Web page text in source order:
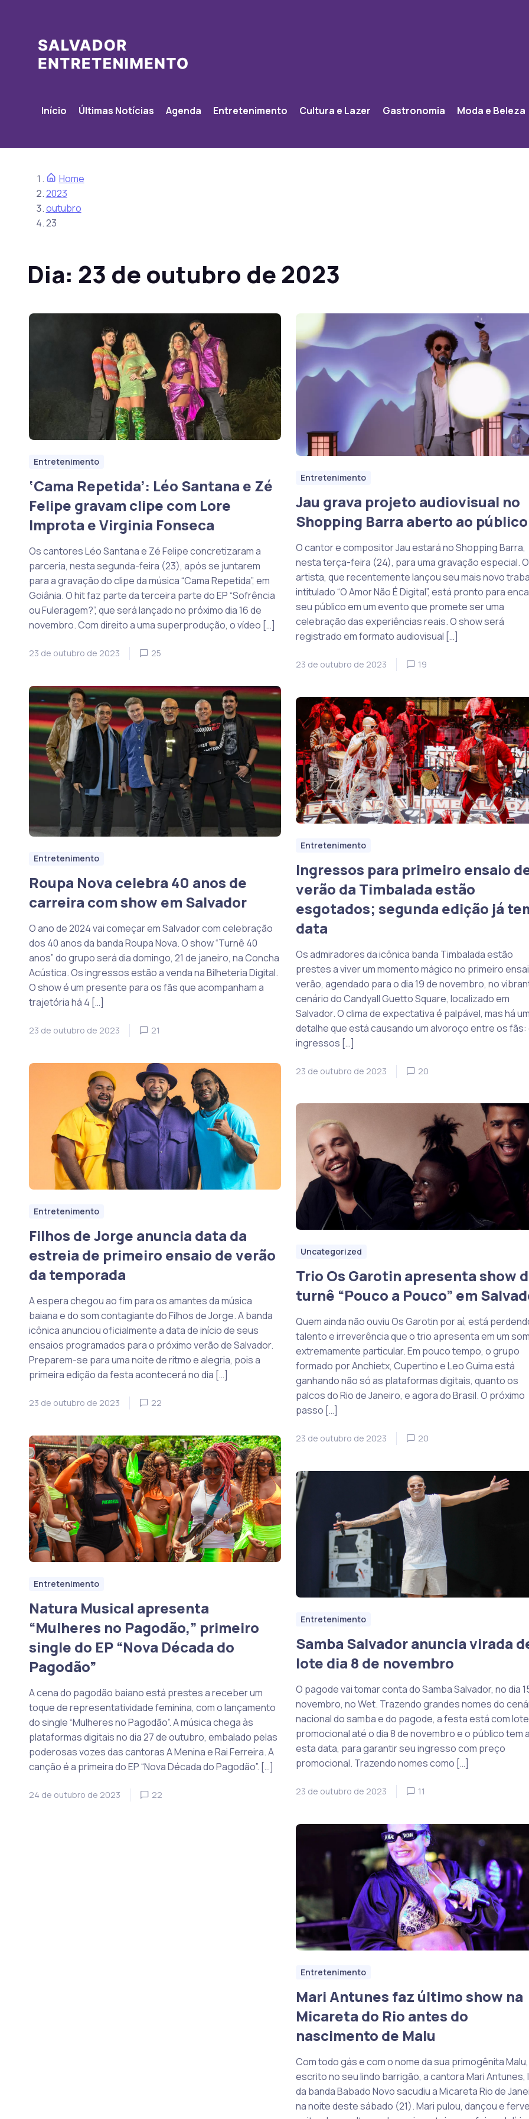
Início Últimas Notícias Agenda Entretenimento Cultura e Lazer Gastronomia Moda e Beleza
Home
2023
outubro
23
Dia: 23 de outubro de 2023
Entretenimento
‘Cama Repetida’: Léo Santana e Zé
Felipe gravam clipe com Lore
Improta e Virginia Fonseca
Os cantores Léo Santana e Zé Felipe concretizaram a
parceria, nesta segunda-feira (23), após se juntarem
para a gravação do clipe da música “Cama Repetida”, em
Goiânia. O hit faz parte da terceira parte do EP “Sofrência
ou Fuleragem?”, que será lançado no próximo dia 16 de
novembro. Com direito a uma superprodução, o vídeo […]
23 de outubro de 2023 25
Entretenimento
Jau grava projeto audiovisual no
Shopping Barra aberto ao público
O cantor e compositor Jau estará no Shopping Barra,
nesta terça-feira (24), para uma gravação especial. O
artista, que recentemente lançou seu mais novo
intitulado “O Amor Não É Digital”, está pronto para
seu público em um evento que promete ser uma
celebração das experiências reais. O show será
registrado em formato audiovisual […]
23 de outubro de 2023 19
Entretenimento
Roupa Nova celebra 40 anos de
carreira com show em Salvador
O ano de 2024 vai começar em Salvador com celebração
dos 40 anos da banda Roupa Nova. O show “Turnê 40
anos” do grupo será dia domingo, 21 de janeiro, na Concha
Acústica. Os ingressos estão a venda na Bilheteria Digital.
O show é um presente para os fãs que acompanham a
trajetória há 4 […]
23 de outubro de 2023 21
Entretenimento
Ingressos para primeiro ensaio
verão da Timbalada estão
esgotados; segunda edição já
data
Os admiradores da icônica banda Timbalada estão
prestes a viver um momento mágico no primeiro
verão, agendado para o dia 19 de novembro, no
cenário do Candyall Guetto Square, localizado em
Salvador. O clima de expectativa é palpável, mas há
detalhe que está causando um alvoroço entre os fãs:
ingressos […]
23 de outubro de 2023 20
Entretenimento
Filhos de Jorge anuncia data da
estreia de primeiro ensaio de verão
da temporada
A espera chegou ao fim para os amantes da música
baiana e do som contagiante do Filhos de Jorge. A banda
icônica anunciou oficialmente a data de início de seus
ensaios programados para o próximo verão de Salvador.
Preparem-se para uma noite de ritmo e alegria, pois a
primeira edição da festa acontecerá no dia […]
23 de outubro de 2023 22
Uncategorized
Trio Os Garotin apresenta show
turnê “Pouco a Pouco” em
Quem ainda não ouviu Os Garotin por aí, está
talento e irreverência que o trio apresenta em um
extremamente particular. Em pouco tempo, o grupo
formado por Anchietx, Cupertino e Leo Guima está
ganhando não só as plataformas digitais, quanto os
palcos do Rio de Janeiro, e agora do Brasil. O próximo
passo […]
23 de outubro de 2023 20
Entretenimento
Natura Musical apresenta
“Mulheres no Pagodão,” primeiro
single do EP “Nova Década do
Pagodão”
A cena do pagodão baiano está prestes a receber um
toque de representatividade feminina, com o lançamento
do single “Mulheres no Pagodão”. A música chega às
plataformas digitais no dia 27 de outubro, embalado pelas
poderosas vozes das cantoras A Menina e Rai Ferreira. A
canção é a primeira do EP “Nova Década do Pagodão”. […]
24 de outubro de 2023 22
Entretenimento
Samba Salvador anuncia virada
lote dia 8 de novembro
O pagode vai tomar conta do Samba Salvador, no dia
novembro, no Wet. Trazendo grandes nomes do
nacional do samba e do pagode, a festa está com lote
promocional até o dia 8 de novembro e o público tem
esta data, para garantir seu ingresso com preço
promocional. Trazendo nomes como […]
23 de outubro de 2023 11
Entretenimento
Mari Antunes faz último show na
Micareta do Rio antes do
nascimento de Malu
Com todo gás e com o nome da sua primogênita Malu,
escrito no seu lindo barrigão, a cantora Mari Antunes,
da banda Babado Novo sacudiu a Micareta Rio de
na noite deste sábado (21). Mari pulou, dançou e